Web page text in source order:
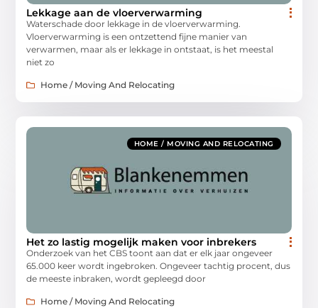
Lekkage aan de vloerverwarming
Waterschade door lekkage in de vloerverwarming.
Vloerverwarming is een ontzettend fijne manier van
verwarmen, maar als er lekkage in ontstaat, is het meestal
niet zo
Home / Moving And Relocating
HOME / MOVING AND RELOCATING
Het zo lastig mogelijk maken voor inbrekers
Onderzoek van het CBS toont aan dat er elk jaar ongeveer
65.000 keer wordt ingebroken. Ongeveer tachtig procent, dus
de meeste inbraken, wordt gepleegd door
Home / Moving And Relocating